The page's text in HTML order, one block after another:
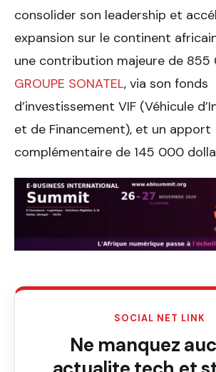
consolider son leadership et
expansion sur le continent
une contribution majeure de
GROUPE SONATEL, via son fonds
d’investissement VIF (Véhicule
et de Financement), et un apport
complémentaire de 145 000
SOCIAL NET LINK
Ne manquez